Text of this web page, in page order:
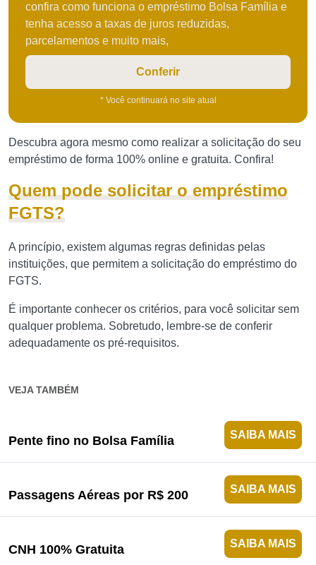
confira como funciona o empréstimo Bolsa Família e
tenha acesso a taxas de juros reduzidas,
parcelamentos e muito mais,
Conferir
* Você continuará no site atual
Descubra agora mesmo como realizar a solicitação do seu
empréstimo de forma 100% online e gratuita. Confira!
Quem pode solicitar o empréstimo
FGTS?
A princípio, existem algumas regras definidas pelas
instituições, que permitem a solicitação do empréstimo do
FGTS.
É importante conhecer os critérios, para você solicitar sem
qualquer problema. Sobretudo, lembre-se de conferir
adequadamente os pré-requisitos.
VEJA TAMBÉM
Pente fino no Bolsa Família SAIBA MAIS
Passagens Aéreas por R$ 200 SAIBA MAIS
CNH 100% Gratuita SAIBA MAIS